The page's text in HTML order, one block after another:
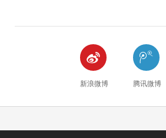

新浪微博

腾讯微博